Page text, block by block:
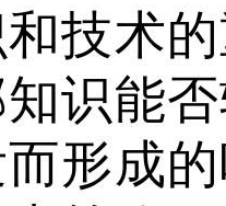
技术
识能
形成